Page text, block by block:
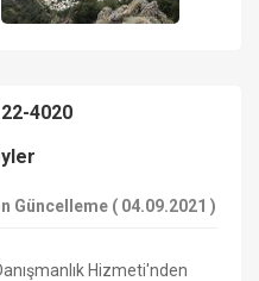
4020
Güncelleme ( 04.09.2021 )
Hizmeti'nden